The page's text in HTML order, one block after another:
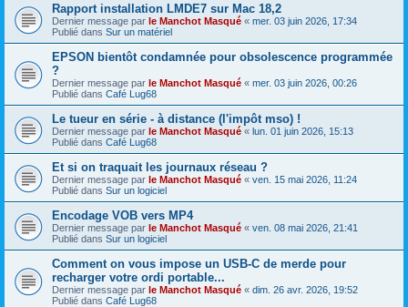
Rapport installation LMDE7 sur Mac 18,2
Dernier message par le Manchot Masqué « mer. 03 juin 2026, 17:34
Publié dans Sur un matériel
EPSON bientôt condamnée pour obsolescence programmée
?
Dernier message par le Manchot Masqué « mer. 03 juin 2026, 00:26
Publié dans Café Lug68
Le tueur en série - à distance (l'impôt mso) !
Dernier message par le Manchot Masqué « lun. 01 juin 2026, 15:13
Publié dans Café Lug68
Et si on traquait les journaux réseau ?
Dernier message par le Manchot Masqué « ven. 15 mai 2026, 11:24
Publié dans Sur un logiciel
Encodage VOB vers MP4
Dernier message par le Manchot Masqué « ven. 08 mai 2026, 21:41
Publié dans Sur un logiciel
Comment on vous impose un USB-C de merde pour
recharger votre ordi portable...
Dernier message par le Manchot Masqué « dim. 26 avr. 2026, 19:52
Publié dans Café Lug68